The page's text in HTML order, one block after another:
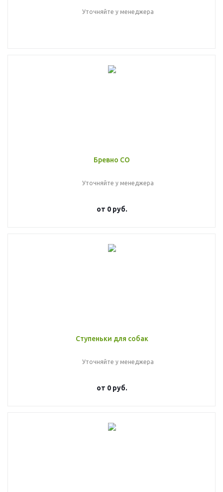
Уточняйте у менеджера
Бревно СО
Уточняйте у менеджера
от 0 руб.
Ступеньки для собак
Уточняйте у менеджера
от 0 руб.